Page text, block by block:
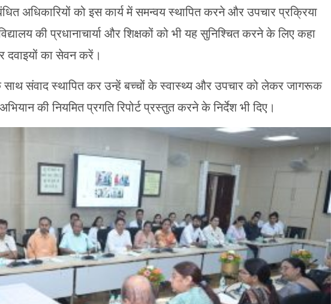
अधिकारियों को इस कार्य में समन्वय स्थापित करने और उपचार प्रक्रिया
की प्रधानाचार्या और शिक्षकों को भी यह सुनिश्चित करने के लिए कहा
दवाइयों का सेवन करें।
संवाद स्थापित कर उन्हें बच्चों के स्वास्थ्य और उपचार को लेकर जागरूक
की नियमित प्रगति रिपोर्ट प्रस्तुत करने के निर्देश भी दिए।